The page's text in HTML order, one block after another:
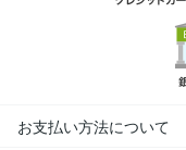
お支払い方法について